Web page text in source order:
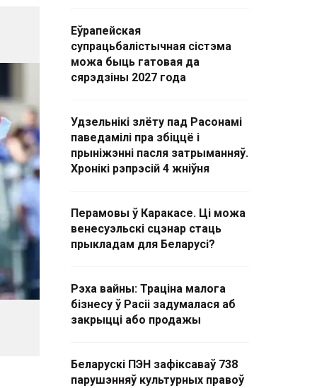
Еўрапейская
супрацьбалістычная сістэма
можа быць гатовая да
сярэдзіны 2027 года
Удзельнікі злёту пад Расонамі
паведамілі пра збіццё і
прыніжэнні пасля затрыманняў.
Хронікі рэпрэсій 4 жніўня
Перамовы ў Каракасе. Ці можа
венесуэльскі сцэнар стаць
прыкладам для Беларусі?
Рэха вайны: Траціна малога
бізнесу ў Расіі задумалася аб
закрыцці або продажы
Беларускі ПЭН зафіксаваў 738
парушэнняў культурных правоў